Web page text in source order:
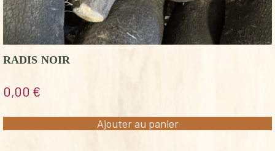
RADIS NOIR
0,00 €
Ajouter au panier